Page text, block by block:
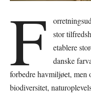
F
stor
etablere
danske
forbedre havmiljøet, men
biodiversitet,